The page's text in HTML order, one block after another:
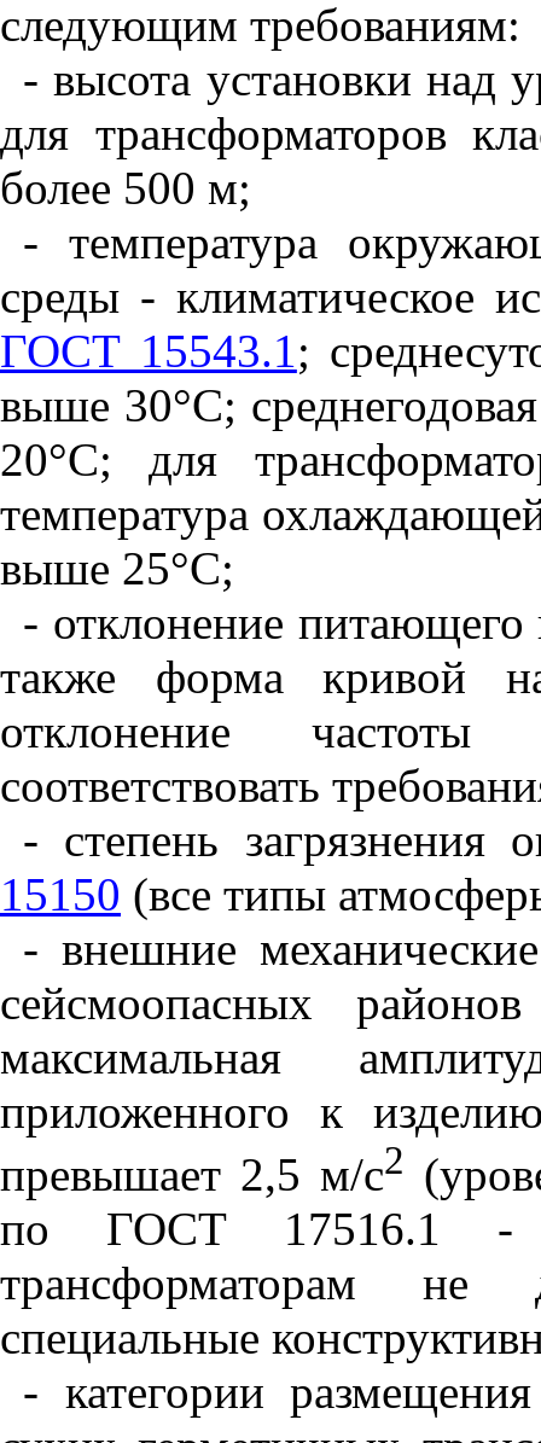
следующим требованиям:
- высота установки над
для трансформаторов
более 500 м;
- температура
среды - климатическое
ГОСТ 15543.1;
выше 30°С;
20°С; для
температура
выше 25°С;
- отклонение
также форма кривой
отклонение
соответствовать
- степень
15150 (все типы
- внешние
сейсмоопасных
максимальная
приложенного к
превышает 2,5 м/с2
по ГОСТ 17516.1 -
трансформаторам не
специальные
- категории